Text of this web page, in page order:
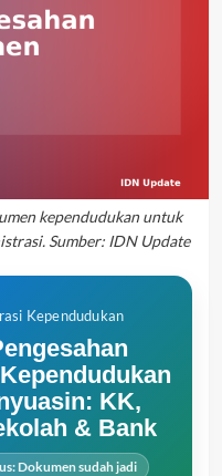
kependudukan untuk
Sumber: IDN Update
Kependudukan
KK,
& Bank
Dokumen sudah jadi